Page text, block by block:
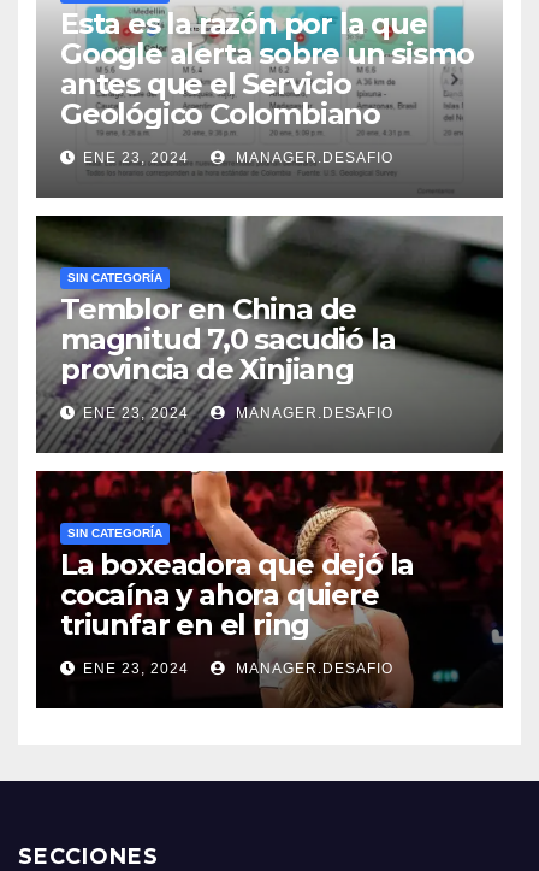
Esta es la razón por la que
Google alerta sobre un sismo
antes que el Servicio
Geológico Colombiano
ENE 23, 2024 MANAGER.DESAFIO
SIN CATEGORÍA
Temblor en China de
magnitud 7,0 sacudió la
provincia de Xinjiang
ENE 23, 2024 MANAGER.DESAFIO
SIN CATEGORÍA
La boxeadora que dejó la
cocaína y ahora quiere
triunfar en el ring​
ENE 23, 2024 MANAGER.DESAFIO
SECCIONES